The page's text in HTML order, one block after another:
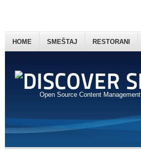
Open Source Content Management
HOME SMEŠTAJ RESTORANI